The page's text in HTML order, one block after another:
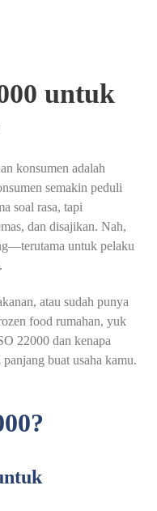
untuk
konsumen adalah
semakin peduli
soal rasa, tapi
dan disajikan. Nah,
untuk pelaku
atau sudah punya
food rumahan, yuk
22000 dan kenapa
buat usaha kamu.